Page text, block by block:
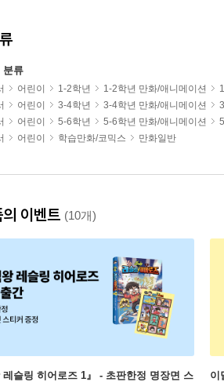
분류
어린이 1-2학년 1-2학년 만화/애니메이션
어린이 3-4학년 3-4학년 만화/애니메이션
어린이 5-6학년 5-6학년 만화/애니메이션
어린이 학습만화/코믹스 만화일반
이벤트 (10개)
레슬링 히어로즈 1』 - 초판한정 명장면 스
이